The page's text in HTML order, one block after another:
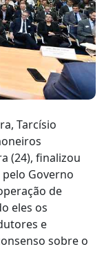
Tarcísio
(24), finalizou
Governo
de
eles os
e
sobre o